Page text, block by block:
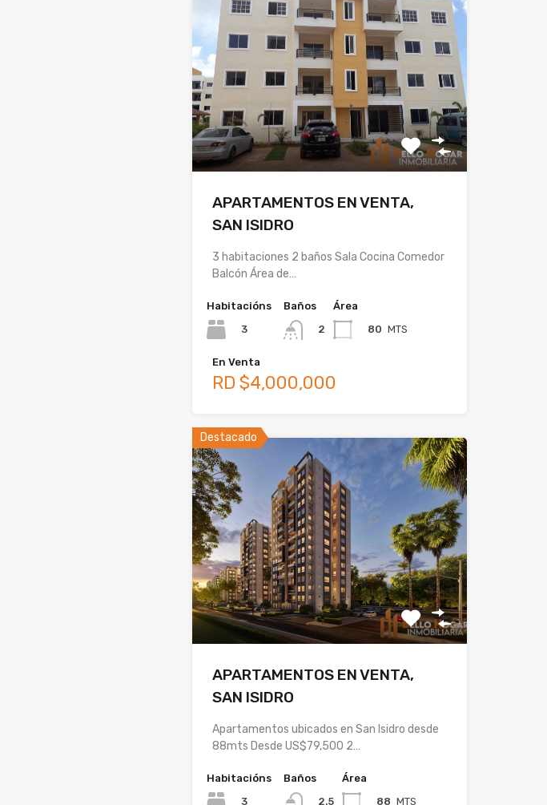
APARTAMENTOS EN VENTA,
SAN ISIDRO
3 habitaciones 2 baños Sala Cocina Comedor
Balcón Área de…
Habitacións
3
Baños
2
Área
80 MTS
En Venta
RD $4,000,000
Destacado
APARTAMENTOS EN VENTA,
SAN ISIDRO
Apartamentos ubicados en San Isidro desde
88mts Desde US$79,500 2…
Habitacións
3
Baños
2.5
Área
88 MTS